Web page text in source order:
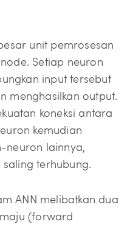
unit pemrosesan
Setiap neuron
input tersebut
menghasilkan output.
koneksi antara
kemudian
neuron lainnya,
terhubung.
ANN melibatkan dua
(forward